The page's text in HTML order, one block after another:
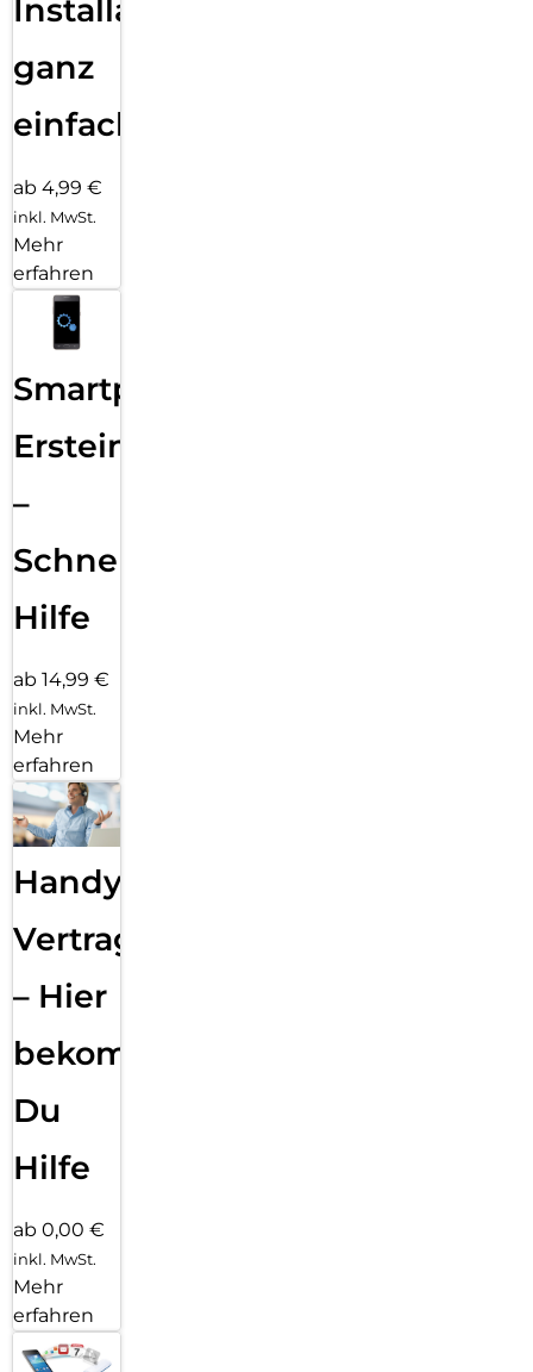
Installation
ganz
einfach
ab 4,99 €
inkl. MwSt.
Mehr
erfahren
Smartphone
Ersteinrichtung
–
Schnelle
Hilfe
ab 14,99 €
inkl. MwSt.
Mehr
erfahren
Handy
Vertragsabwicklung
– Hier
bekommst
Du
Hilfe
ab 0,00 €
inkl. MwSt.
Mehr
erfahren